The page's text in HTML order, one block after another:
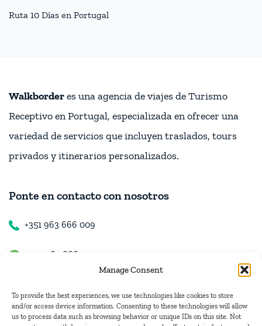
Manage Consent
To provide the best experiences, we use technologies like cookies to store
and/or access device information. Consenting to these technologies will allow
us to process data such as browsing behavior or unique IDs on this site. Not
Ruta 10 Días en Portugal
Walkborderes una agencia de viajes de Turismo
Receptivo en Portugal, especializada en ofrecer una
variedad de servicios que incluyen traslados, tours
privados y itinerarios personalizados.
Ponte en contacto con nosotros
+351 963 666 009
+351 963 666 009